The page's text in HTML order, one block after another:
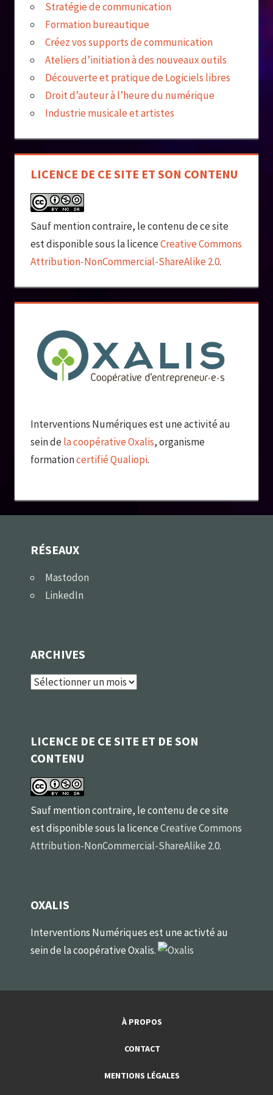
Stratégie de communication
Formation bureautique
Créez vos supports de communication
Ateliers d’initiation à des nouveaux outils
Découverte et pratique de Logiciels libres
Droit d’auteur à l’heure du numérique
Industrie musicale et artistes
LICENCE DE CE SITE ET SON CONTENU
Sauf mention contraire, le contenu de ce site
est disponible sous la licenceCreative Commons
Attribution-NonCommercial-ShareAlike 2.0.
Interventions Numériques est une activité au
sein dela coopérative Oxalis, organisme
formationcertifié Qualiopi.
RÉSEAUX
Mastodon
LinkedIn
ARCHIVES
Archives
LICENCE DE CE SITE ET DE SON
CONTENU
Sauf mention contraire, le contenu de ce site
est disponible sous la licenceCreative Commons
Attribution-NonCommercial-ShareAlike 2.0.
OXALIS
Interventions Numériques est une activté au
sein de la coopérative Oxalis.
À PROPOS
CONTACT
MENTIONS LÉGALES